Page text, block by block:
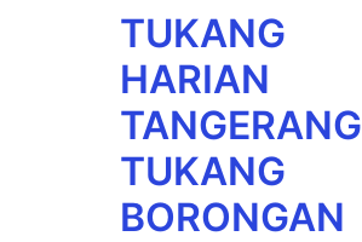
TUKANG
HARIAN
TANGERANG
TUKANG
BORONGAN